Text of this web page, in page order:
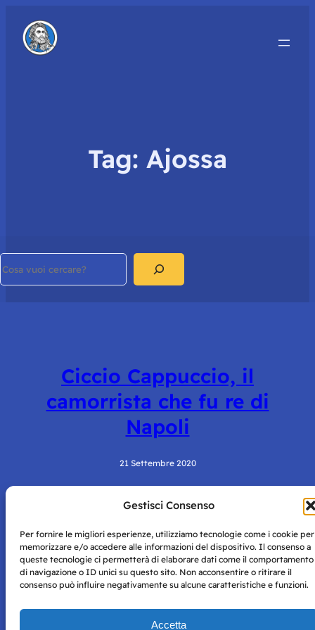
Gestisci Consenso
Per fornire le migliori esperienze, utilizziamo tecnologie come i cookie per
memorizzare e/o accedere alle informazioni del dispositivo. Il consenso a
queste tecnologie ci permetterà di elaborare dati come il comportamento
di navigazione o ID unici su questo sito. Non acconsentire o ritirare il
consenso può influire negativamente su alcune caratteristiche e funzioni.
Accetta
Tag: Ajossa
Ciccio Cappuccio, il
camorrista che fu re di
Napoli
21 Settembre 2020
Napoli con autorizzazione numero 38 del 25/9/2019.
Tutte le immagini e i contenuti su questo sito sono forniti